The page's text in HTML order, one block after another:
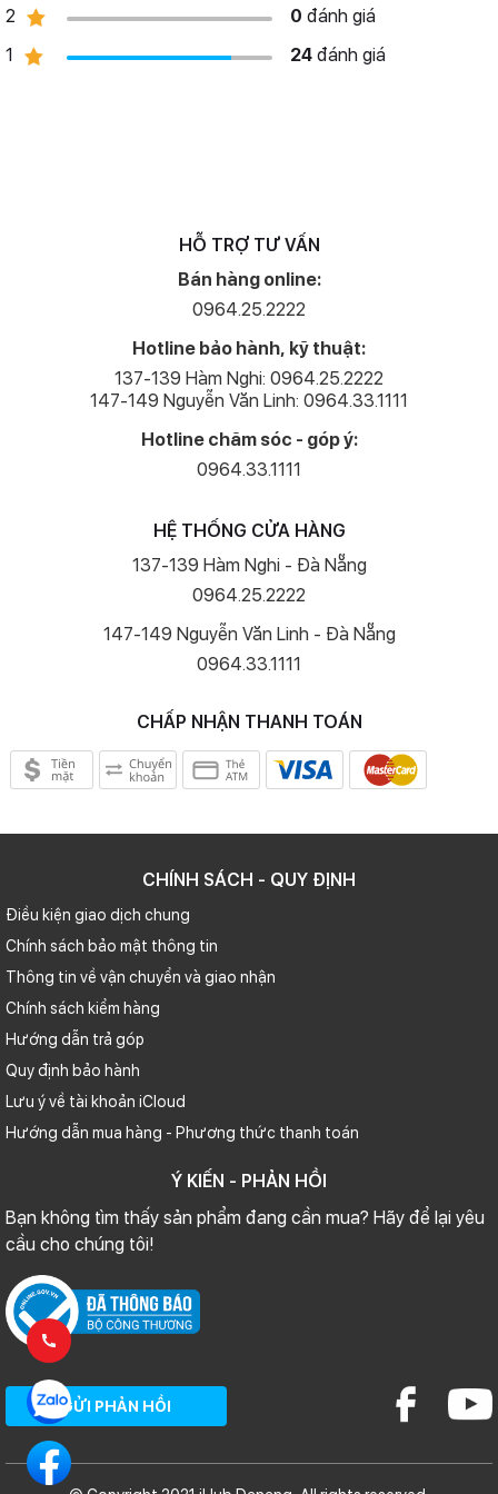
Không chỉ có camera chính mà camera selfie trên
Ảnh selfie trên iPhone 11 Pro Max
ngay trên camera trước một điều mà những chiếc iPhone trước đây
2
0 đánh giá
1
24 đánh giá
HỖ TRỢ TƯ VẤN
Bán hàng online:
0964.25.2222
Hotline bảo hành, kỹ thuật:
137-139 Hàm Nghi: 0964.25.2222
147-149 Nguyễn Văn Linh: 0964.33.1111
Hotline chăm sóc - góp ý:
0964.33.1111
HỆ THỐNG CỬA HÀNG
137-139 Hàm Nghi - Đà Nẵng
0964.25.2222
147-149 Nguyễn Văn Linh - Đà Nẵng
0964.33.1111
CHẤP NHẬN THANH TOÁN
CHÍNH SÁCH - QUY ĐỊNH
Điều kiện giao dịch chung
Chính sách bảo mật thông tin
Thông tin về vận chuyển và giao nhận
Chính sách kiểm hàng
Hướng dẫn trả góp
Quy định bảo hành
Lưu ý về tài khoản iCloud
Hướng dẫn mua hàng - Phương thức thanh toán
Ý KIẾN - PHẢN HỒI
Bạn không tìm thấy sản phẩm đang cần mua? Hãy để lại yêu
cầu cho chúng tôi!
GỬI PHẢN HỒI